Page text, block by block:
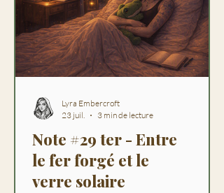
Note #29 ter - Entre
le fer forgé et le
verre solaire
Lyra Embercroft
23 juil.
3 min de lecture